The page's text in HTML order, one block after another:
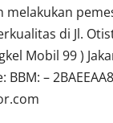
melakukan
di Jl.
Mobil 99 )
–